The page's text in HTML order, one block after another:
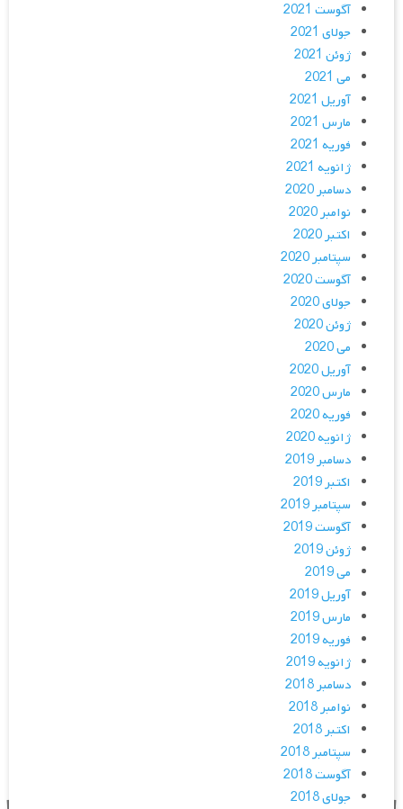
آگوست 2021
جولای 2021
ژوئن 2021
می 2021
آوریل 2021
مارس 2021
فوریه 2021
ژانویه 2021
دسامبر 2020
نوامبر 2020
اکتبر 2020
سپتامبر 2020
آگوست 2020
جولای 2020
ژوئن 2020
می 2020
آوریل 2020
مارس 2020
فوریه 2020
ژانویه 2020
دسامبر 2019
اکتبر 2019
سپتامبر 2019
آگوست 2019
ژوئن 2019
می 2019
آوریل 2019
مارس 2019
فوریه 2019
ژانویه 2019
دسامبر 2018
نوامبر 2018
اکتبر 2018
سپتامبر 2018
آگوست 2018
جولای 2018